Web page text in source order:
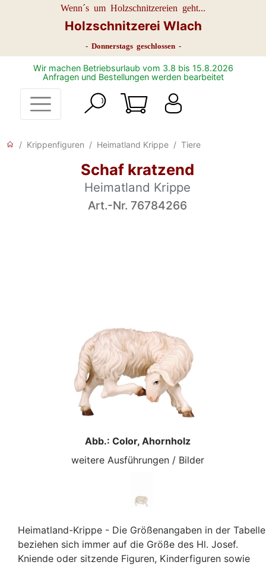
Wenn´s um Holzschnitzereien geht...
Holzschnitzerei Wlach
- Donnerstags geschlossen -
Wir machen Betriebsurlaub vom 3.8 bis 15.8.2026
Anfragen und Bestellungen werden bearbeitet
Krippenfiguren Heimatland Krippe Tiere
Schaf kratzend
Heimatland Krippe
Art.-Nr. 76784266
Abb.: Color, Ahornholz
weitere Ausführungen / Bilder
Heimatland-Krippe - Die Größenangaben in der Tabelle
beziehen sich immer auf die Größe des Hl. Josef.
Kniende oder sitzende Figuren, Kinderfiguren sowie